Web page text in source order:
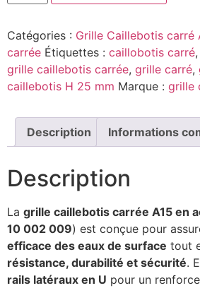
Catégories : Grille Caillebotis carré
carrée Étiquettes : caillobotis carré,
grille caillebotis carrée, grille carré,
caillebotis H 25 mm Marque : grille
Description Informations
Description
La grille caillebotis carrée A15 en
10 002 009) est conçue pour
efficace des eaux de surface tout
résistance, durabilité et sécurité.
rails latéraux en U pour un